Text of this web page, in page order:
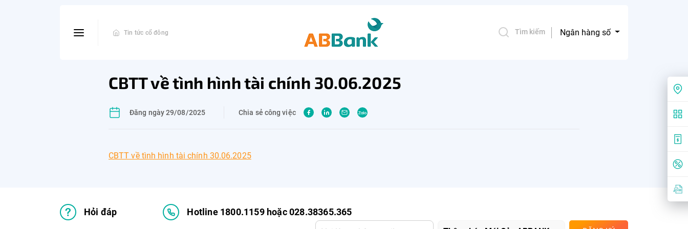
Tin tức cổ đông Tìm kiếm Ngân hàng số
CBTT về tình hình tài chính 30.06.2025
Đăng ngày 29/08/2025 Chia sẻ công việc
CBTT về tình hình tài chính 30.06.2025
Hỏi đáp Hotline 1800.1159 hoặc 028.38365.365